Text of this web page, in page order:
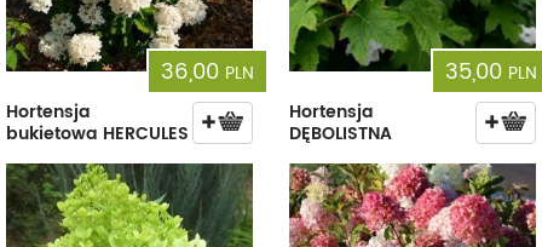
36,00 PLN
Hortensja
bukietowa HERCULES
35,00 PLN
Hortensja
DĘBOLISTNA